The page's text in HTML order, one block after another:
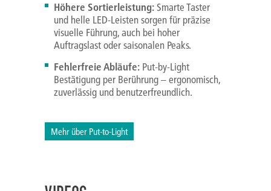
Höhere Sortierleistung:Smarte Taster
und helle LED-Leisten sorgen für präzise
visuelle Führung, auch bei hoher
Auftragslast oder saisonalen Peaks.
Fehlerfreie Abläufe: Put-by-Light
Bestätigung per Berührung – ergonomisch,
zuverlässig und benutzerfreundlich.
Mehr über Put-to-Light